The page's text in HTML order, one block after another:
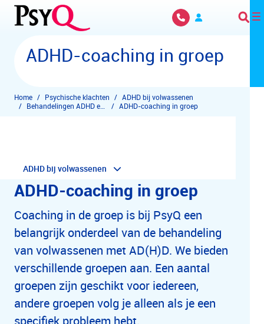
Overslaan en naar hoofdinhoud gaan
ADHD-coaching in groep
Home Psychische klachten
ADHD bij volwassenen
ADHD-coaching in groep
ADHD bij volwassenen
ADHD-coaching in groep
Coaching in de groep is bij PsyQ een
belangrijk onderdeel van de behandeling
van volwassenen met AD(H)D. We bieden
verschillende groepen aan. Een aantal
groepen zijn geschikt voor iedereen,
andere groepen volg je alleen als je een
specifiek probleem hebt.